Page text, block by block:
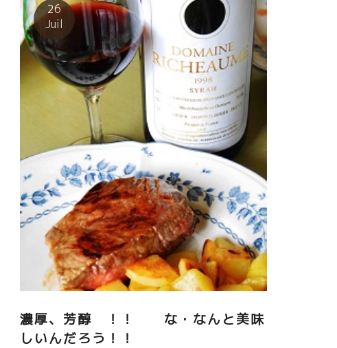
律を教えにドイツからやって来た。 あまりにも、この美
しい景色に感動して、ここに永住を決めた。1972年だっ
た。 館を購入したら畑もついていた。 195mほどある足
長おじさん紳士、自分の夢を貫いたロマンの人だ。 最初
からビオ栽培。この頃フランスでは、まだほんの僅かな
醸造家しかビオの栽培をやっていなかった時代だ。 まだ
エコセール・ビオ機関もなかった時代。 現在は息子のシ
ルバンさんが引き継いでいる。 シルヴァンさんは世界中
で、ワイン醸造を経験。特にカリフォルニアには長くい
た、90年代に、ここプロヴァンスに帰ってきた。当時、
カルフォルニアも濃厚なワインが全盛期の時代だった。
その頃の、シルヴァンさんのワインは、本当に濃縮して
いた。1998年はそのころのワインだ。
26
Juil
濃厚、芳醇 ！！ な・なんと美味
しいんだろう！！